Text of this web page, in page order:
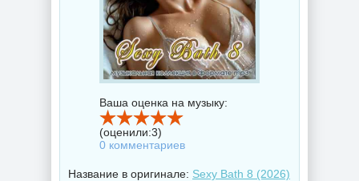
Ваша оценка на музыку:
(оценили:3)
0 комментариев
Название в оригинале: Sexy Bath 8 (2026)